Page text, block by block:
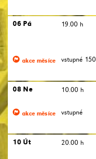
06 Pá 19.00 h
akce měsíce vstupné 150
08 Ne 10.00 h
akce měsíce vstupné
10 Út 20.00 h